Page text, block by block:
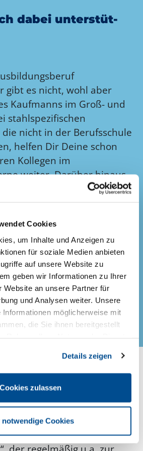
Cookies
um Inhalte und Anzeigen zu
für soziale Medien anbieten
auf unsere Website zu
geben wir Informationen zu Ihrer
Website an unsere Partner für
und Analysen weiter. Unsere
Informationen möglicherweise mit
die Sie ihnen bereitgestellt
Details zeigen
Cookies zulassen
notwendige Cookies
da­bei un­ter­stüt­
gibt es nicht, wohl aber
Kaufmanns im Groß- und
stahlspezifischen
nicht in der Berufsschule
helfen Dir Deine schon
Kollegen im
weiter. Darüber hinaus
der
Ausbildungsbegleitung
an Fachseminaren bis
berufsbegleitenden
dessen erfolgreichem
Titel „Betriebswirt/in
führen darfst.
Fachzeitschrift gibt es,